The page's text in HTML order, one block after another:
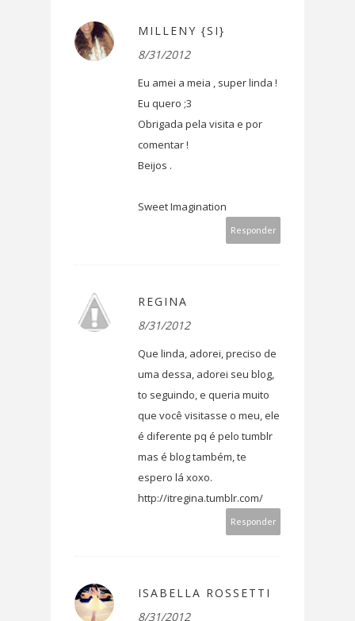
MILLENY {SI}
8/31/2012
Eu amei a meia , super linda !
Eu quero ;3
Obrigada pela visita e por
comentar !
Beijos .
Sweet Imagination
Responder
REGINA
8/31/2012
Que linda, adorei, preciso de
uma dessa, adorei seu blog,
to seguindo, e queria muito
que você visitasse o meu, ele
é diferente pq é pelo tumblr
mas é blog também, te
espero lá xoxo.
http://itregina.tumblr.com/
Responder
ISABELLA ROSSETTI
8/31/2012